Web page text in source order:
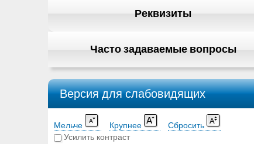
Реквизиты
Часто задаваемые вопросы
Версия для слабовидящих
Мельче Крупнее
Сбросить
Усилить контраст